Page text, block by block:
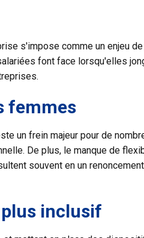
s'impose comme un enjeu
font face lorsqu'elles
femmes
un frein majeur pour de
De plus, le manque de
souvent en un
inclusif